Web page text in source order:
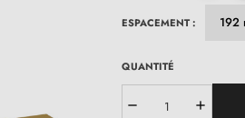
ESPACEMENT :
QUANTITÉ